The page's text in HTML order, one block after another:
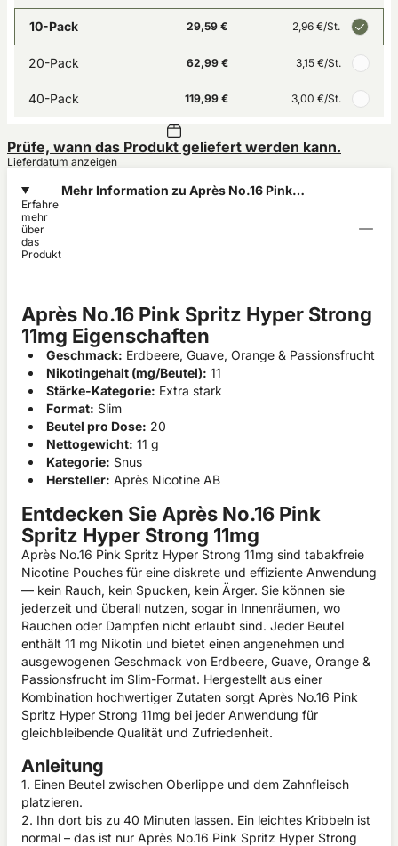
10-Pack 29,59 € 2,96 €/St.
20-Pack 62,99 € 3,15 €/St.
40-Pack 119,99 € 3,00 €/St.
Prüfe, wann das Produkt geliefert werden kann.
Lieferdatum anzeigen
Mehr Information zu Après No.16 Pink
Erfahre
mehr
über
das
Produkt
Après No.16 Pink Spritz Hyper Strong
11mg Eigenschaften
Geschmack: Erdbeere, Guave, Orange & Passionsfrucht
Nikotingehalt (mg/Beutel): 11
Stärke-Kategorie: Extra stark
Format: Slim
Beutel pro Dose: 20
Nettogewicht: 11 g
Kategorie: Snus
Hersteller: Après Nicotine AB
Entdecken Sie Après No.16 Pink
Spritz Hyper Strong 11mg
Après No.16 Pink Spritz Hyper Strong 11mg sind tabakfreie
Nicotine Pouches für eine diskrete und effiziente Anwendung
— kein Rauch, kein Spucken, kein Ärger. Sie können sie
jederzeit und überall nutzen, sogar in Innenräumen, wo
Rauchen oder Dampfen nicht erlaubt sind. Jeder Beutel
enthält 11 mg Nikotin und bietet einen angenehmen und
ausgewogenen Geschmack von Erdbeere, Guave, Orange &
Passionsfrucht im Slim-Format. Hergestellt aus einer
Kombination hochwertiger Zutaten sorgt Après No.16 Pink
Spritz Hyper Strong 11mg bei jeder Anwendung für
gleichbleibende Qualität und Zufriedenheit.
Anleitung
1. Einen Beutel zwischen Oberlippe und dem Zahnfleisch
platzieren.
2. Ihn dort bis zu 40 Minuten lassen. Ein leichtes Kribbeln ist
normal – das ist nur Après No.16 Pink Spritz Hyper Strong